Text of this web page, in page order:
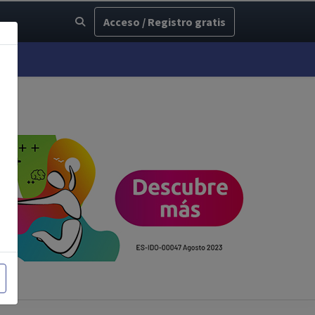
Acceso / Registro gratis